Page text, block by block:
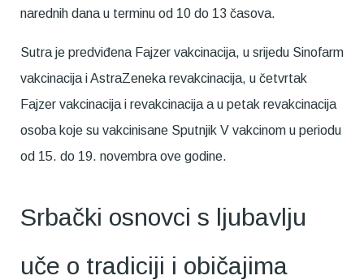
narednih dana u terminu od 10 do 13 časova.
Sutra je predviđena Fajzer vakcinacija, u srijedu Sinofarm
vakcinacija i AstraZeneka revakcinacija, u četvrtak
Fajzer vakcinacija i revakcinacija a u petak revakcinacija
osoba koje su vakcinisane Sputnjik V vakcinom u periodu
od 15. do 19. novembra ove godine.
Srbački osnovci s ljubavlju
uče o tradiciji i običajima